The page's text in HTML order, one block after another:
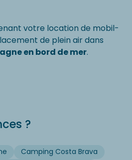
votre location de mobil-
de plein air dans
en bord de mer.
?
Camping Costa Brava